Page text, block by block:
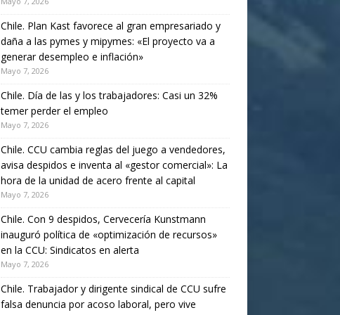
Chile. Plan Kast favorece al gran empresariado y
daña a las pymes y mipymes: «El proyecto va a
generar desempleo e inflación»
Mayo 7, 2026
Chile. Día de las y los trabajadores: Casi un 32%
temer perder el empleo
Mayo 7, 2026
Chile. CCU cambia reglas del juego a vendedores,
avisa despidos e inventa al «gestor comercial»: La
hora de la unidad de acero frente al capital
Mayo 7, 2026
Chile. Con 9 despidos, Cervecería Kunstmann
inauguró política de «optimización de recursos»
en la CCU: Sindicatos en alerta
Mayo 7, 2026
Chile. Trabajador y dirigente sindical de CCU sufre
falsa denuncia por acoso laboral, pero vive